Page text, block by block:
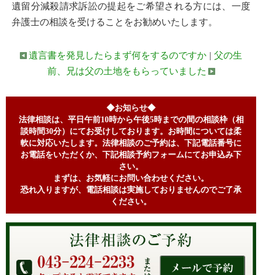
遺留分減殺請求訴訟の提起をご希望される方には、一度
弁護士の相談を受けることをお勧めいたします。
遺言書を発見したらまず何をするのですか | 父の生
前、兄は父の土地をもらっていました
◆お知らせ◆
法律相談は、平日午前10時から午後5時までの間の相談枠（相
談時間30分）にてお受けしております。お時間については柔
軟に対応いたします。法律相談のご予約は、下記電話番号に
お電話をいただくか、下記相談予約フォームにてお申込み下
さい。
まずは、お気軽にお問い合わせください。
恐れ入りますが、電話相談は実施しておりませんのでご了承
ください。